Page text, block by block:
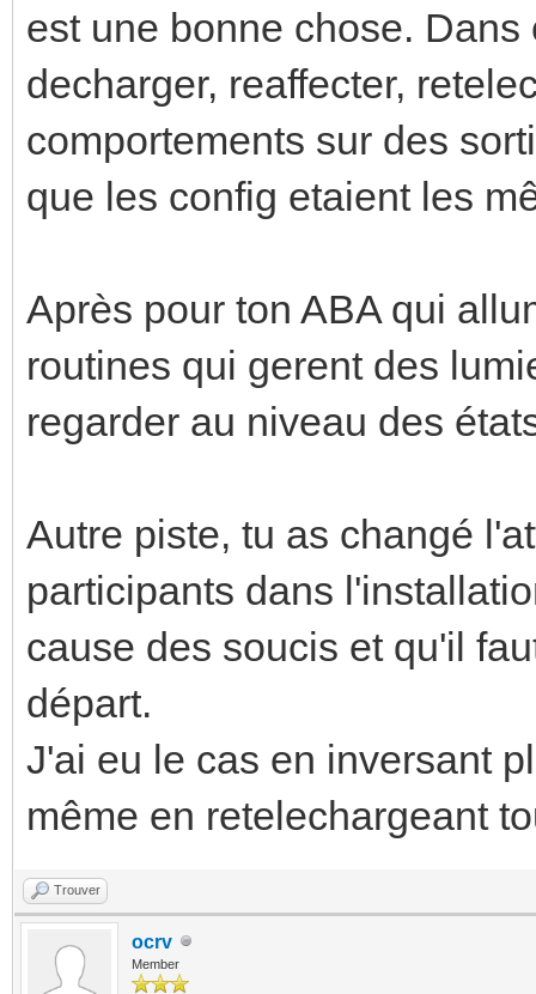
est une bonne chose.
decharger, reaffecter,
comportements sur des
que les config etaient les
Après pour ton ABA qui
routines qui gerent des
regarder au niveau des
Autre piste, tu as changé
participants dans
cause des soucis et qu'il
départ.
J'ai eu le cas en inversant
même en retelechargeant
Trouver
ocrv
Member